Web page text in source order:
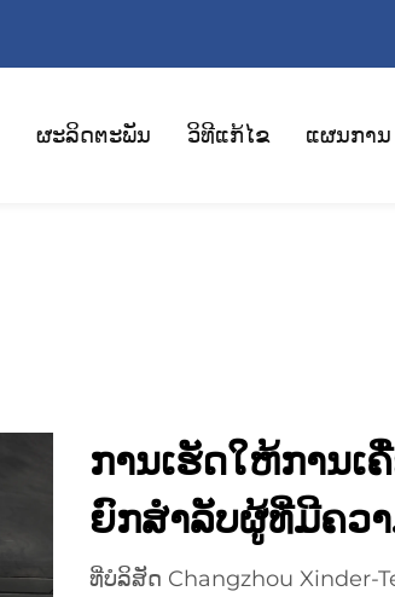
ຜະລິດຕະພັນ ວິທີແກ້ໄຂ ແຜນການ
ການເຮັດໃຫ້ການເ
ຍົກສຳລັບຜູ້ທີ່ມີຄວ
ທີ່ບໍລິສັດ Changzhou Xinder-